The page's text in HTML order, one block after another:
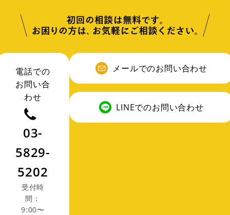
電話での
お問い合
わせ
03-
5829-
5202
受付時
間：
9:00〜
メールでのお問い合わせ
LINEでのお問い合わせ